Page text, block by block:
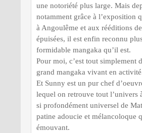
une notoriété plus large. Mais
notamment grâce à l’exposition
à Angoulême et aux rééditions
épuisées, il est enfin reconnu
formidable mangaka qu’il est.
Pour moi, c’est tout simplement
grand mangaka vivant en
Et Sunny est un pur chef
lequel on retrouve tout l’univers
si profondément universel de
patine adoucie et mélancoloque
émouvant.